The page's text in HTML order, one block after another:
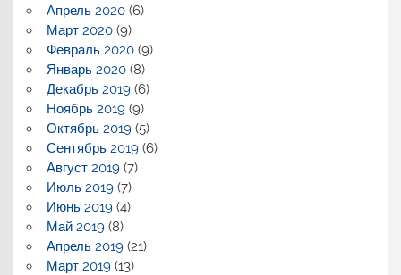
Апрель 2020(6)
Март 2020(9)
Февраль 2020(9)
Январь 2020(8)
Декабрь 2019(6)
Ноябрь 2019(9)
Октябрь 2019(5)
Сентябрь 2019(6)
Август 2019(7)
Июль 2019(7)
Июнь 2019(4)
Май 2019(8)
Апрель 2019(21)
Март 2019(13)